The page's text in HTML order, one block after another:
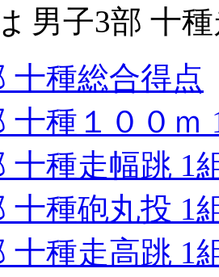
男子3部 十
十種総合得点
十種１００ｍ
十種走幅跳 1
十種砲丸投 1
十種走高跳 1